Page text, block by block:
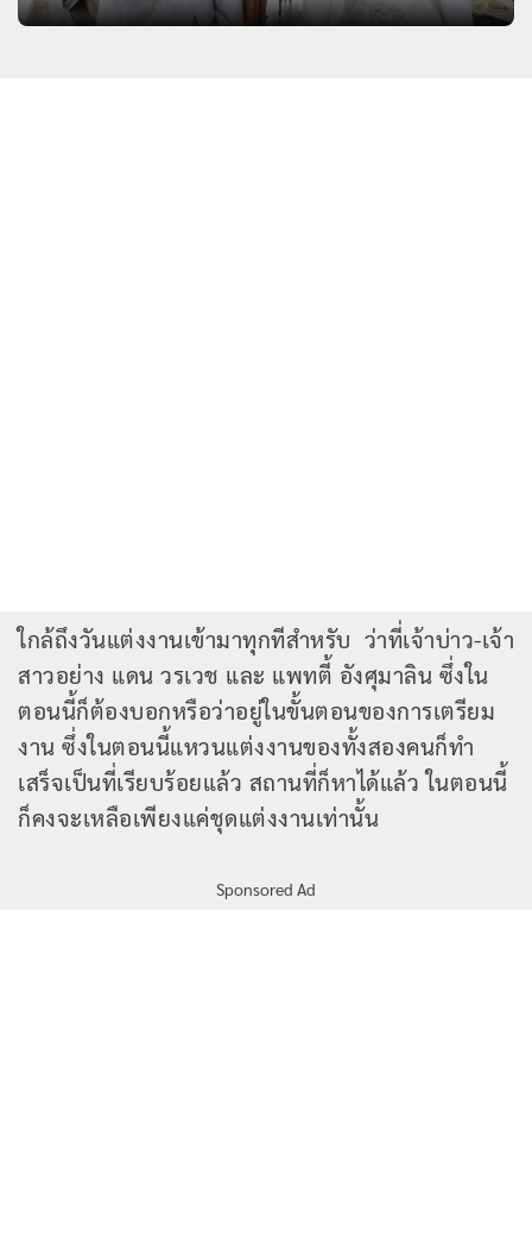
ใกล้ถึงวันแต่งงานเข้ามาทุกทีสำหรับ ว่าที่เจ้าบ่าว-เจ้า
สาวอย่าง แดน วรเวช และ แพทตี้ อังศุมาลิน ซึ่งใน
ตอนนี้ก็ต้องบอกหรือว่าอยู่ในขั้นตอนของการเตรียม
งาน ซึ่งในตอนนี้แหวนแต่งงานของทั้งสองคนก็ทำ
เสร็จเป็นที่เรียบร้อยแล้ว สถานที่ก็หาได้แล้ว ในตอนนี้
ก็คงจะเหลือเพียงแค่ชุดแต่งงานเท่านั้น
Sponsored Ad